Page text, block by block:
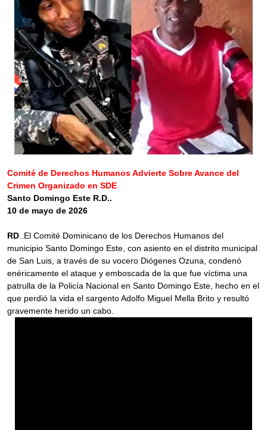
Comité de Derechos Humanos Advierte Sobre Avance del
Crimen Organizado en SDE
Santo Domingo Este R.D..
10 de mayo de 2026
RD ..El Comité Dominicano de los Derechos Humanos del
municipio Santo Domingo Este, con asiento en el distrito municipal
de San Luis, a través de su vocero Diógenes Ozuna, condenó
enéricamente el ataque y emboscada de la que fue víctima una
patrulla de la Policía Nacional en Santo Domingo Este, hecho en el
que perdió la vida el sargento Adolfo Miguel Mella Brito y resultó
gravemente herido un cabo.